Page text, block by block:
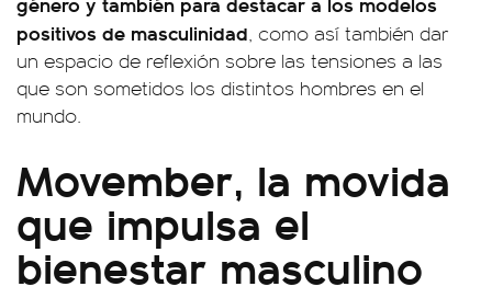
positivos de masculinidad, como así también dar
un espacio de reflexión sobre las tensiones a las
que son sometidos los distintos hombres en el
mundo.
Movember, la movida
que impulsa el
bienestar masculino